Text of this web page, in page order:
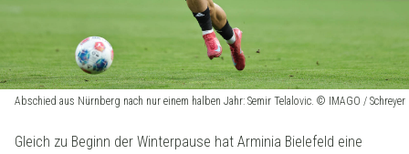
Abschied aus Nürnberg nach nur einem halben Jahr: Semir Telalovic. © IMAGO / Schreyer
Gleich zu Beginn der Winterpause hat Arminia Bielefeld eine